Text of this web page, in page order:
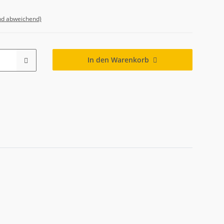
abweichend)
In den Warenkorb